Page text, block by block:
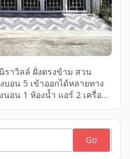
ราวิลล์ ฝั่งตรงข้าม สวน
อน 5 เข้าออกได้หลายทาง
อน 1 ห้องน้ำ แอร์ 2 เครื่อง
ทะเลไทย -ตลาดสดมหาชัย
โรงพยาบาลเอกชัย -โรง
ศ -โรงเรียนศึกษานารี 2